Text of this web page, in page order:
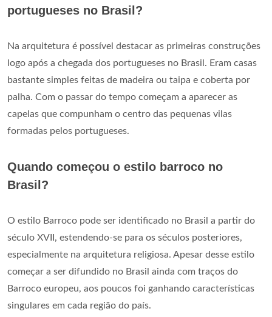
portugueses no Brasil?
Na arquitetura é possível destacar as primeiras construções
logo após a chegada dos portugueses no Brasil. Eram casas
bastante simples feitas de madeira ou taipa e coberta por
palha. Com o passar do tempo começam a aparecer as
capelas que compunham o centro das pequenas vilas
formadas pelos portugueses.
Quando começou o estilo barroco no
Brasil?
O estilo Barroco pode ser identificado no Brasil a partir do
século XVII, estendendo-se para os séculos posteriores,
especialmente na arquitetura religiosa. Apesar desse estilo
começar a ser difundido no Brasil ainda com traços do
Barroco europeu, aos poucos foi ganhando características
singulares em cada região do país.